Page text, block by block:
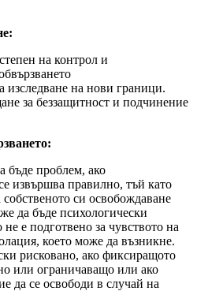
на контрол и
изследване на нови граници.
за беззащитност и подчинение
бъде проблем, ако
извършва правилно, тъй като
си освобождаване
да бъде психологически
е подготвено за чувството на
което може да възникне.
рисковано, ако фиксиращото
или ограничаващо или ако
да се освободи в случай на